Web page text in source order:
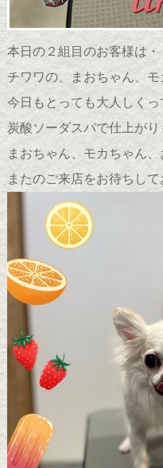
本日の２組目のお客様は・
チワワの、まおちゃん、モ
今日もとっても大人しく
炭酸ソーダスパで仕上が
まおちゃん、モカちゃん、
またのご来店をお待ちし